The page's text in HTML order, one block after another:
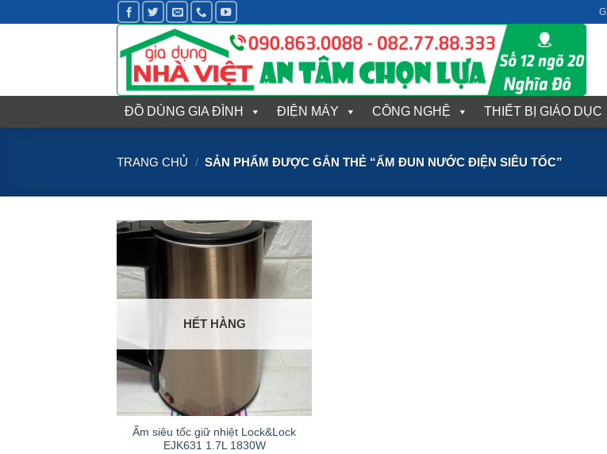
qua
ĐỒ DÙNG GIA ĐÌNH ĐIỆN MÁY CÔNG NGHỆ THIẾT BỊ GIÁO DỤC
TRANG CHỦ / SẢN PHẨM ĐƯỢC GẮN THẺ “ẤM ĐUN NƯỚC ĐIỆN SIÊU TỐC”
HẾT HÀNG
Ấm siêu tốc giữ nhiệt Lock&Lock
EJK631 1.7L 1830W